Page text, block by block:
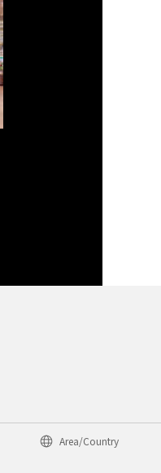
Area/Country